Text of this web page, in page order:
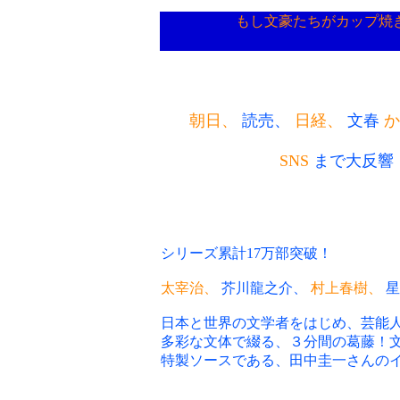
もし文豪たちがカップ
朝日、 読売、 日経、 文春
SNS まで大反響
シリーズ累計17万部突破！
太宰治、 芥川龍之介、 村上春樹、
日本と世界の文学者をはじめ、芸能
多彩な文体で綴る、３分間の葛藤！
特製ソースである、田中圭一さんの